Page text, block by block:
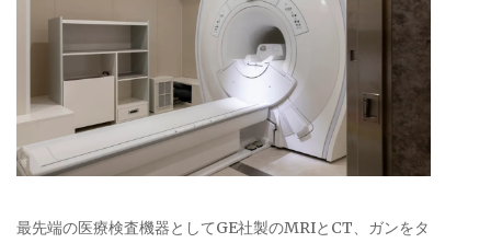
最先端の医療検査機器としてGE社製のMRIとCT、ガンをタ